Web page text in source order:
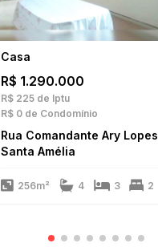
Casa
R$ 1.290.000
R$ 225 de Iptu
R$ 0 de Condomínio
Rua Comandante Ary Lopes
Santa Amélia
256m² 4 3 2